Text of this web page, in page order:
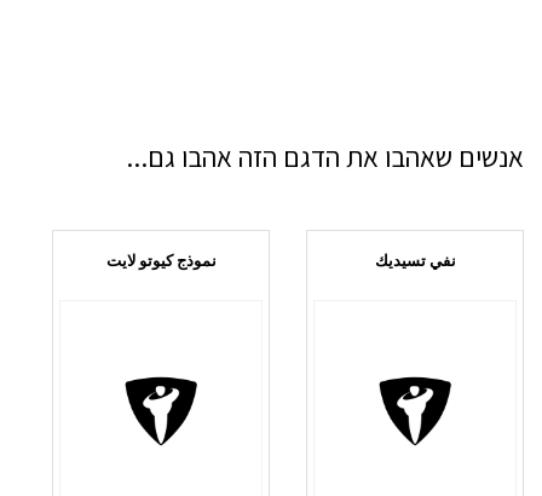
אנשים שאהבו את הדגם הזה אהבו גם...
نفي تسيديك نموذج كيوتو لايت